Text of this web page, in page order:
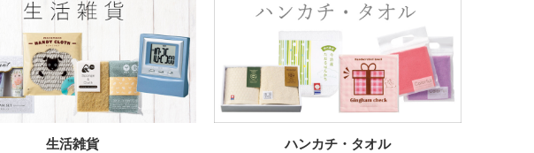
生活雑貨 ハンカチ・タオル